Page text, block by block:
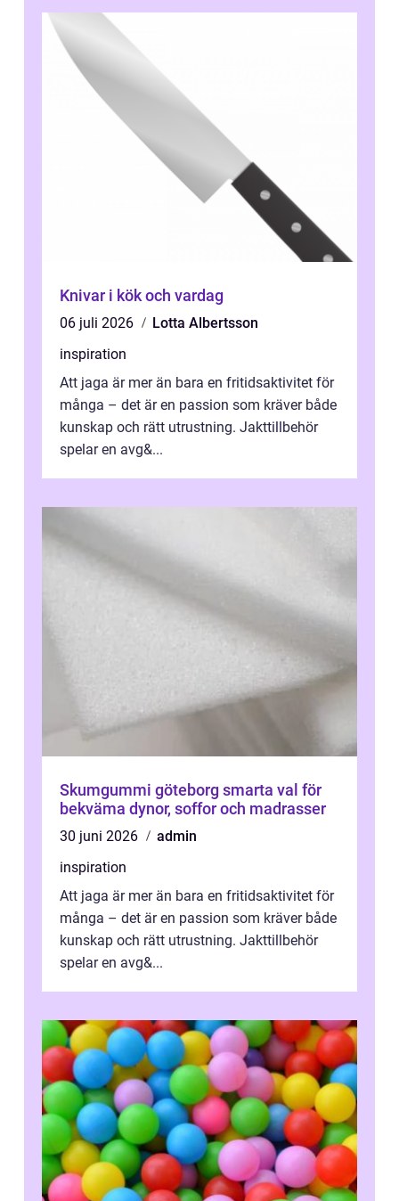
Knivar i kök och vardag
06 juli 2026
Lotta Albertsson
inspiration
Att jaga är mer än bara en fritidsaktivitet för
många – det är en passion som kräver både
kunskap och rätt utrustning. Jakttillbehör
spelar en avg&...
Skumgummi göteborg smarta val för
bekväma dynor, soffor och madrasser
30 juni 2026
admin
inspiration
Att jaga är mer än bara en fritidsaktivitet för
många – det är en passion som kräver både
kunskap och rätt utrustning. Jakttillbehör
spelar en avg&...